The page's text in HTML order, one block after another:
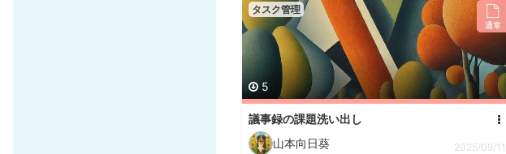
タスク管理
通常
5
議事録の課題洗い出し
山本向日葵
2025/09/11